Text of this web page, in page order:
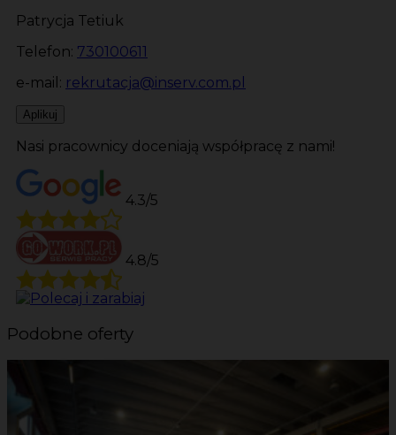
Patrycja Tetiuk
Telefon: 730100611
e-mail: rekrutacja@inserv.com.pl
Aplikuj
Nasi pracownicy doceniają współpracę z nami!
4.3/5
4.8/5
Podobne oferty